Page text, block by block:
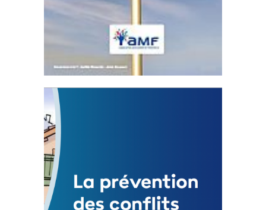
Statut de l’élu local
3 avril 2024
Mise à jour avril 2024
FEUILLETER